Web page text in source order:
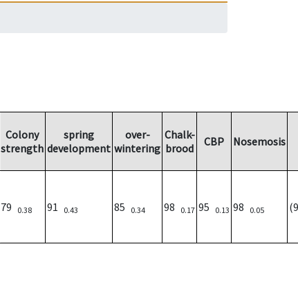
Colony
strength
spring
development
over-
wintering
Chalk-
brood
CBP Nosemosis
79 0.38 91 0.43 85 0.34 98 0.17 95 0.13 98 0.05